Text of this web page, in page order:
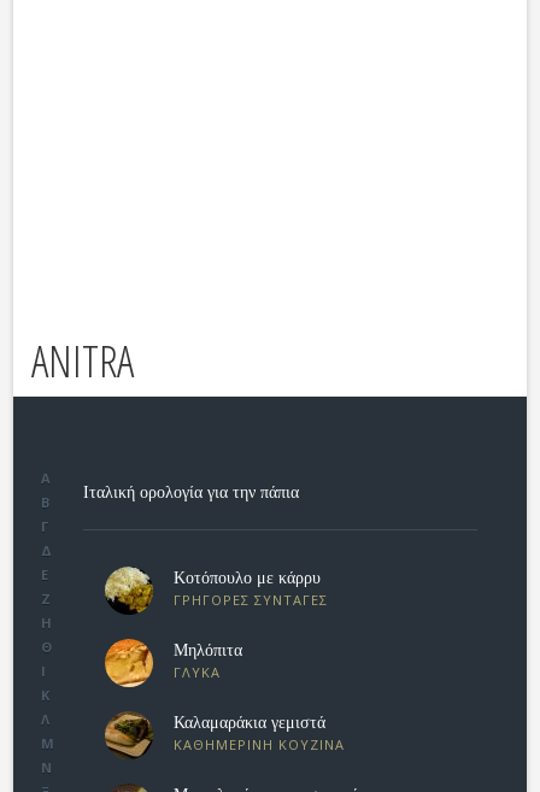
ANITRA
Α
Β
Γ
Δ
Ε
Ζ
Η
Θ
Ι
Κ
Λ
Μ
Ν
Ιταλική ορολογία για την πάπια
Κοτόπουλο με κάρρυ
ΓΡΗΓΟΡΕΣ ΣΥΝΤΑΓΕΣ
Μηλόπιτα
ΓΛΥΚΑ
Καλαμαράκια γεμιστά
ΚΑΘΗΜΕΡΙΝΗ ΚΟΥΖΙΝΑ